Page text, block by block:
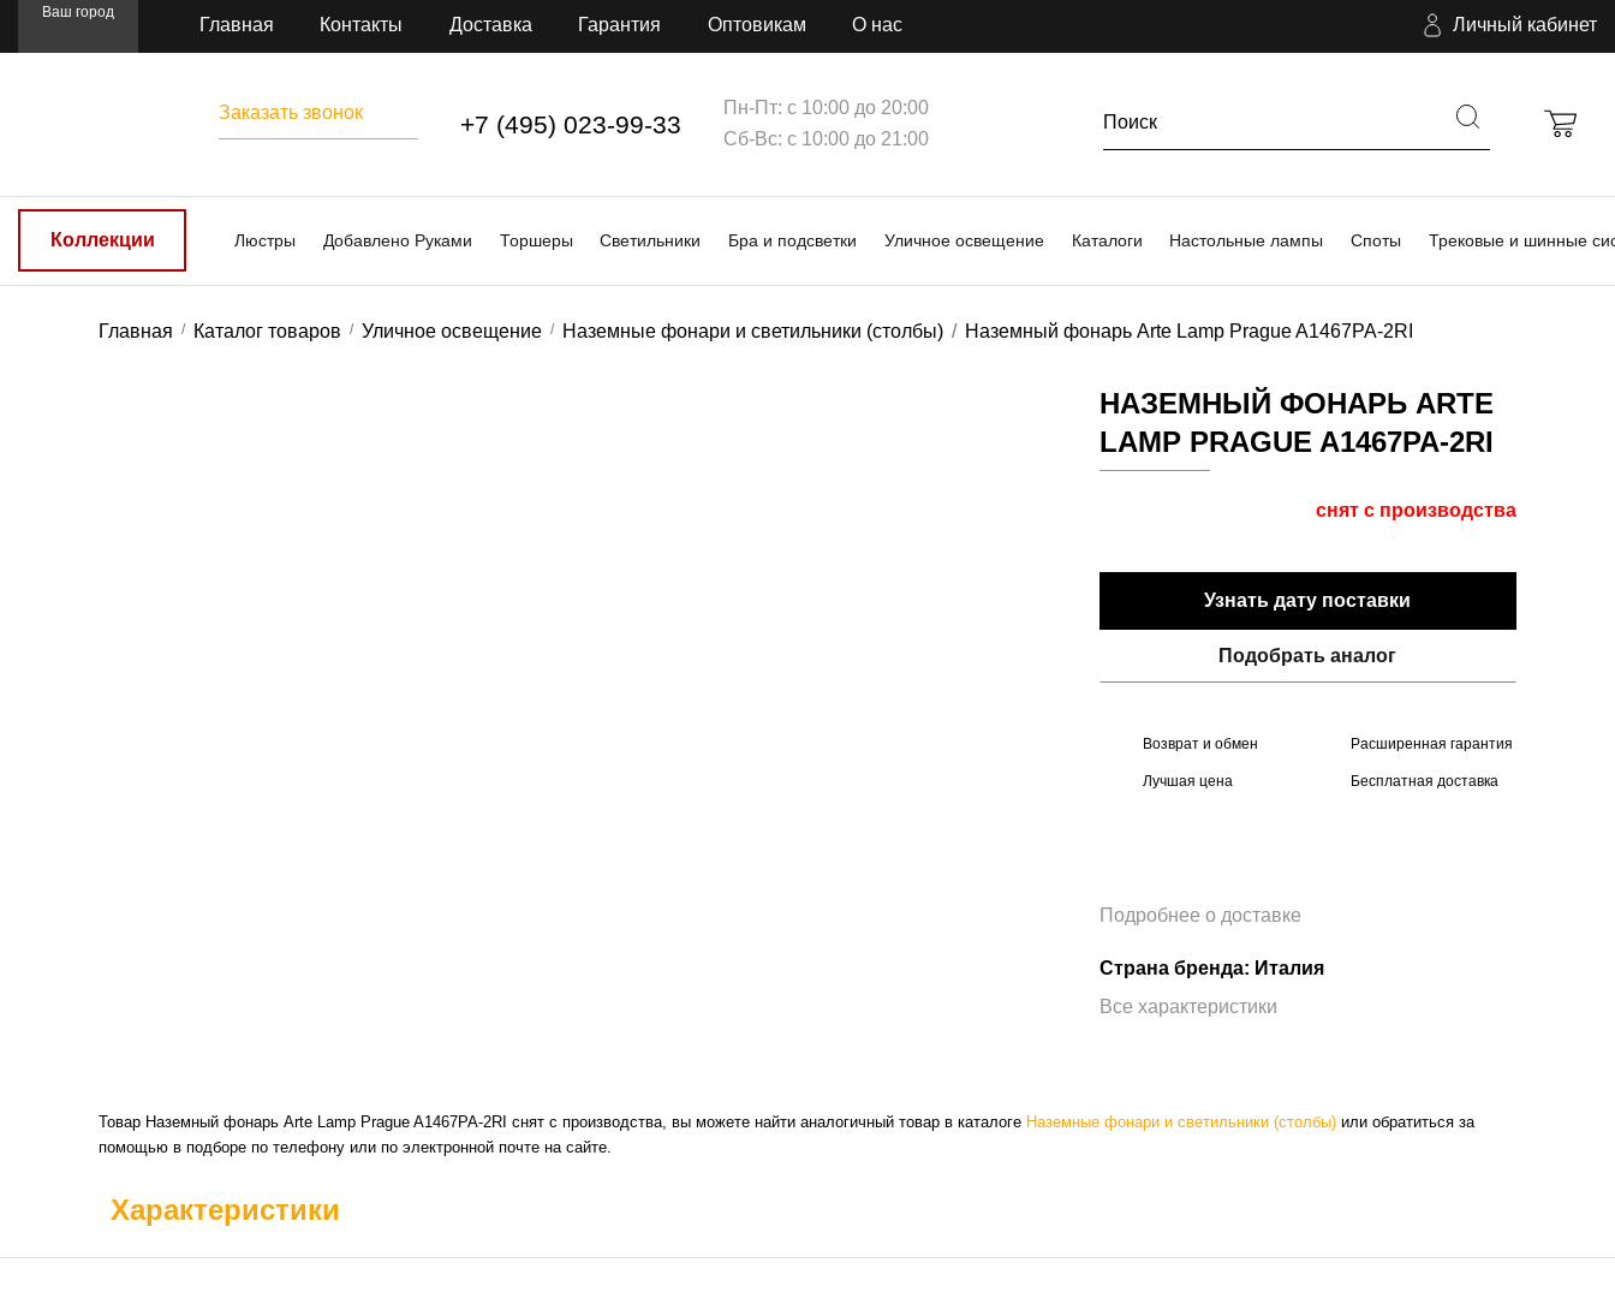
Ваш город
Главная Контакты Доставка Гарантия Оптовикам О нас Личный кабинет
Заказать звонок +7 (495) 023-99-33
Пн-Пт: с 10:00 до 20:00
Сб-Вс: с 10:00 до 21:00
Коллекции Люстры Добавлено Руками Торшеры Светильники Бра и подсветки Уличное освещение Каталоги Настольные лампы Споты Трековые и шинные
Главная Каталог товаров Уличное освещение Наземные фонари и светильники (столбы) Наземный фонарь Arte Lamp Prague A1467PA-2RI
НАЗЕМНЫЙ ФОНАРЬ ARTE
LAMP PRAGUE A1467PA-2RI
снят с производства
Узнать дату поставки
Подобрать аналог
Возврат и обмен Расширенная гарантия
Лучшая цена Бесплатная доставка
Подробнее о доставке
Страна бренда: Италия
Все характеристики
Товар Наземный фонарь Arte Lamp Prague A1467PA-2RI снят с производства, вы можете найти аналогичный товар в каталоге Наземные фонари и светильники (столбы) или обратиться за
помощью в подборе по телефону или по электронной почте на сайте.
Характеристики